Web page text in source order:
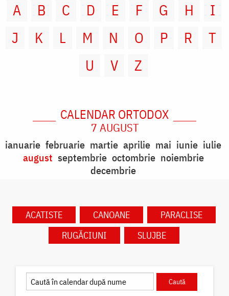
A B C D E F G H
I
J
K L M N O P R
T
U
V Z
CALENDAR ORTODOX
7 AUGUST
ianuarie februarie martie aprilie mai iunie iulie
august septembrie octombrie noiembrie
decembrie
ACATISTE CANOANE
PARACLISE
RUGĂCIUNI
SLUJBE